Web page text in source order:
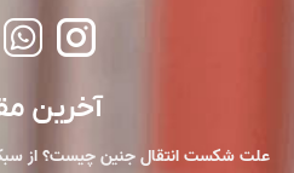
آخرین
علت شکست انتقال جنین چیست؟ از سبک